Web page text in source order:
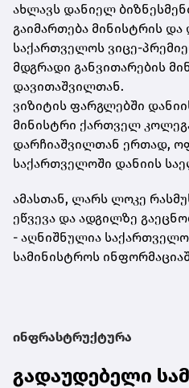
ახლავს დანიელ
გაიმართება მინისტრის
საქართველოს ვიცე-
მდგრადი განვითარების
დავითაშვილთან.
ვიზიტის ფარგლებში
მინისტრი ქართველ
დარჩიაშვილთან ერთად,
საქართველოში დანიის
ამასთან, ლარს ლოკე
ეწვევა და ადგილზე
- აღნიშნულია
სამინისტროს
ინფრასტრუქტურა
გადაუდებელი